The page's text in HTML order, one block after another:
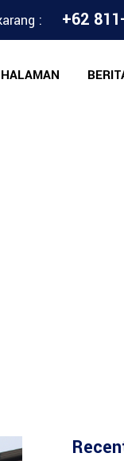
: +62
HALAMAN